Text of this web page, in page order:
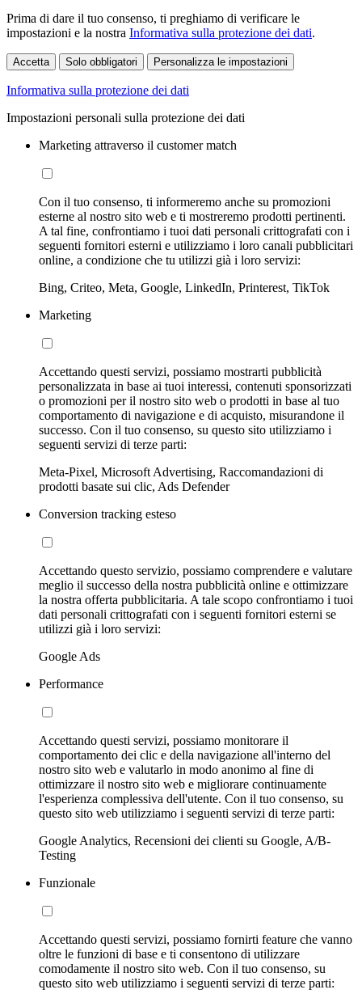
Prima di dare il tuo consenso, ti preghiamo di verificare le
impostazioni e la nostra Informativa sulla protezione dei dati.
Accetta Solo obbligatori Personalizza le impostazioni
Informativa sulla protezione dei dati
Impostazioni personali sulla protezione dei dati
Marketing attraverso il customer match
Con il tuo consenso, ti informeremo anche su promozioni
esterne al nostro sito web e ti mostreremo prodotti pertinenti.
A tal fine, confrontiamo i tuoi dati personali crittografati con i
seguenti fornitori esterni e utilizziamo i loro canali pubblicitari
online, a condizione che tu utilizzi già i loro servizi:
Bing, Criteo, Meta, Google, LinkedIn, Printerest, TikTok
Marketing
Accettando questi servizi, possiamo mostrarti pubblicità
personalizzata in base ai tuoi interessi, contenuti sponsorizzati
o promozioni per il nostro sito web o prodotti in base al tuo
comportamento di navigazione e di acquisto, misurandone il
successo. Con il tuo consenso, su questo sito utilizziamo i
seguenti servizi di terze parti:
Meta-Pixel, Microsoft Advertising, Raccomandazioni di
prodotti basate sui clic, Ads Defender
Conversion tracking esteso
Accettando questo servizio, possiamo comprendere e valutare
meglio il successo della nostra pubblicità online e ottimizzare
la nostra offerta pubblicitaria. A tale scopo confrontiamo i tuoi
dati personali crittografati con i seguenti fornitori esterni se
utilizzi già i loro servizi:
Google Ads
Performance
Accettando questi servizi, possiamo monitorare il
comportamento dei clic e della navigazione all'interno del
nostro sito web e valutarlo in modo anonimo al fine di
ottimizzare il nostro sito web e migliorare continuamente
l'esperienza complessiva dell'utente. Con il tuo consenso, su
questo sito web utilizziamo i seguenti servizi di terze parti:
Google Analytics, Recensioni dei clienti su Google, A/B-
Testing
Funzionale
Accettando questi servizi, possiamo fornirti feature che vanno
oltre le funzioni di base e ti consentono di utilizzare
comodamente il nostro sito web. Con il tuo consenso, su
questo sito web utilizziamo i seguenti servizi di terze parti: